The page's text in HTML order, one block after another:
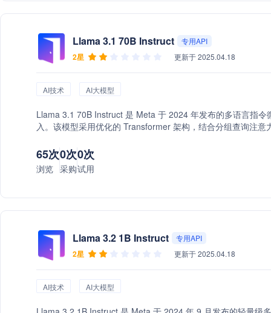
Llama 3.1 70B Instruct 专用API
2星 更新于 2025.04.18
AI技术 AI大模型
Llama 3.1 70B Instruct 是 Meta 于 2024 年发布的多语言指
入。该模型采用优化的 Transformer 架构，结合分组查询注
65次
浏览
0次
采购
0次
试用
Llama 3.2 1B Instruct 专用API
2星 更新于 2025.04.18
AI技术 AI大模型